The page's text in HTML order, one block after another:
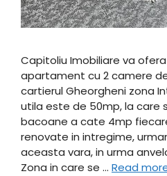
Capitoliu Imobiliare va
apartament cu 2 camere
cartierul Gheorgheni zona
utila este de 50mp, la care
bacoane a cate 4mp
renovate in intregime,
aceasta vara, in urma
Zona in care se … Read